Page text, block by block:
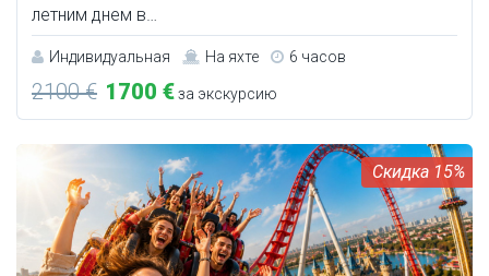
летним днем в…
Индивидуальная На яхте 6 часов
2100 € 1700 €за экскурсию
15%